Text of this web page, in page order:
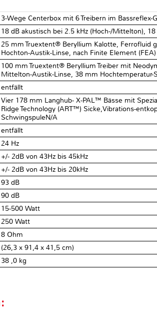
3-Wege Centerbox mit 6 Treibern im Bassreflex-
18 dB akustisch bei 2.5 kHz (Hoch-/Mittelton), 18
25 mm Truextent® Beryllium Kalotte, Ferrofluid
Hochton-Austik-Linse, nach Finite Element
100 mm Truextent® Beryllium Treiber mit
Mittelton-Austik-Linse, 38 mm Hochtemperatur-
entfällt
Vier 178 mm Langhub- X-PAL™ Bässe mit
Ridge Technology (ART™) Sicke,Vibrations-
SchwingspuleN/A
entfällt
24 Hz
+/- 2dB von 43Hz bis 45kHz
+/- 2dB von 43Hz bis 20kHz
93 dB
90 dB
15-500 Watt
250 Watt
8 Ohm
(26,3 x 91,4 x 41,5 cm)
38 ,0 kg